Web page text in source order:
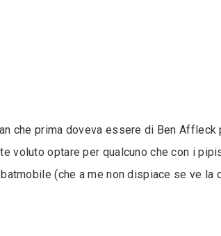
che prima doveva essere di Ben
voluto optare per qualcuno che con i
(che a me non dispiace se ve